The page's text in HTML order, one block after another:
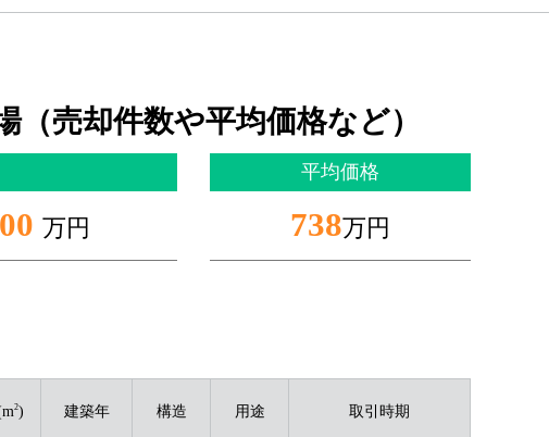
売却件数や平均価格など）
万円
平均価格
738万円
2) 建築年 構造 用途
取引時期